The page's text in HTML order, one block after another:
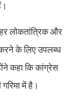
लोकतांत्रिक और
करने के लिए उपलब्ध
कहा कि कांग्रेस
में है।